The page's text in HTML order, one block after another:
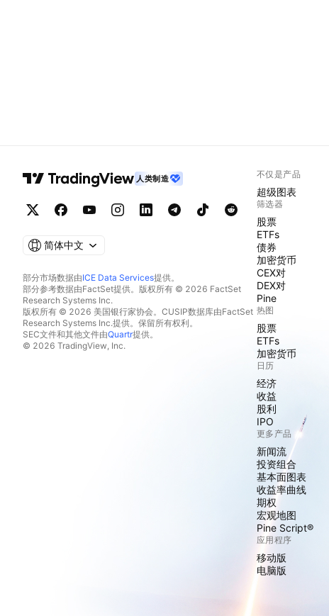
人类制造
简体中文
部分市场数据由ICE Data Services提供。
部分参考数据由FactSet提供。版权所有 © 2026 FactSet
Research Systems Inc.
版权所有 © 2026 美国银行家协会。CUSIP数据库由FactSet
Research Systems Inc.提供。保留所有权利。
SEC文件和其他文件由Quartr提供。
© 2026 TradingView, Inc.
不仅是产品
超级图表
筛选器
股票
ETFs
债券
加密货币
CEX对
DEX对
Pine
热图
股票
ETFs
加密货币
日历
经济
收益
股利
IPO
更多产品
新闻流
投资组合
基本面图表
收益率曲线
期权
宏观地图
Pine Script®
应用程序
移动版
电脑版